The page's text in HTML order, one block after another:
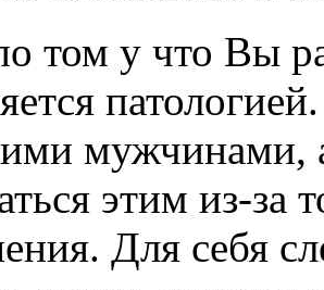
том у что Вы
мужчинами,
этим из-за
Для себя